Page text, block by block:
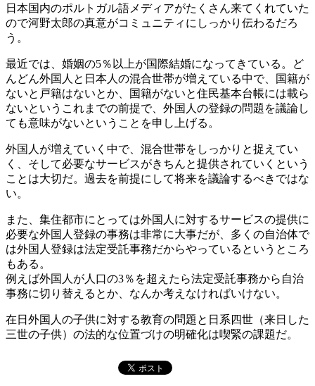
日本国内のポルトガル語メディアがたくさん来てくれていた
ので河野太郎の真意がコミュニティにしっかり伝わるだろ
う。
最近では、婚姻の5％以上が国際結婚になってきている。ど
んどん外国人と日本人の混合世帯が増えている中で、国籍が
ないと戸籍はないとか、国籍がないと住民基本台帳には載ら
ないというこれまでの前提で、外国人の登録の問題を議論し
ても意味がないということを申し上げる。
外国人が増えていく中で、混合世帯をしっかりと捉えてい
く、そして必要なサービスがきちんと提供されていくという
ことは大切だ。過去を前提にして将来を議論するべきではな
い。
また、集住都市にとっては外国人に対するサービスの提供に
必要な外国人登録の事務は非常に大事だが、多くの自治体で
は外国人登録は法定受託事務だからやっているというところ
もある。
例えば外国人が人口の3％を超えたら法定受託事務から自治
事務に切り替えるとか、なんか考えなければいけない。
在日外国人の子供に対する教育の問題と日系四世（来日した
三世の子供）の法的な位置づけの明確化は喫緊の課題だ。